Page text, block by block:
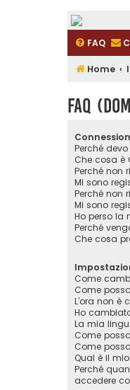
FAQ
Home
FAQ
Perché
Che cosa è
Perché non
Mi sono
Perché non
Mi sono
Ho perso la
Perché
Che cosa
Come
Come
L’ora non è
Ho
La mia
Come
Come
Qual è il
Perché
accedere